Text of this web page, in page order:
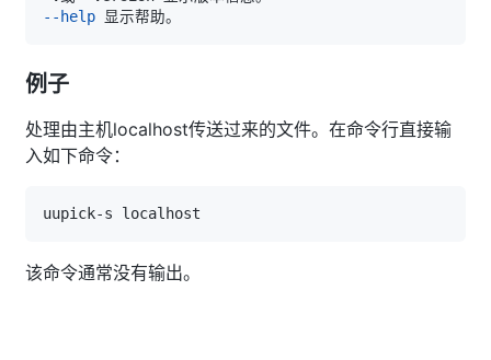
--help
例子
处理由主机localhost传送过来的文件。在命令行直接输
入如下命令：
该命令通常没有输出。